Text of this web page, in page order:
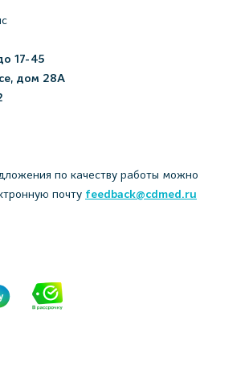
17-45
дом 28А
по качеству работы можно
почту feedback@cdmed.ru